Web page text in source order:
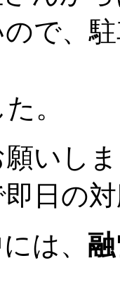
ので、
。
いし
日の
は、